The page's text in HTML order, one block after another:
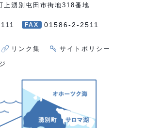
上湧別屯田市街地318番地
FAX 01586-2-2511
リンク集 サイトポリシー